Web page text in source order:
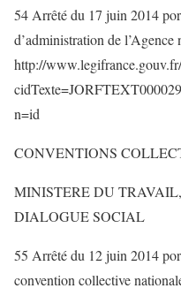
54 Arrêté du 17 juin 2014
d’administration de
http://
n=id
CONVENTIONS
MINISTERE DU
DIALOGUE SOCIAL
55 Arrêté du 12 juin 2014
convention collective